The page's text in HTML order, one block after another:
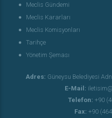
Meclis Gündemi
Meclis Kararları
Meclis Komisyonları
Tarihçe
Yönetim Şeması
Adres: Güneysu Belediyesi
E-Mail:
Telefon: +90
Fax: +90